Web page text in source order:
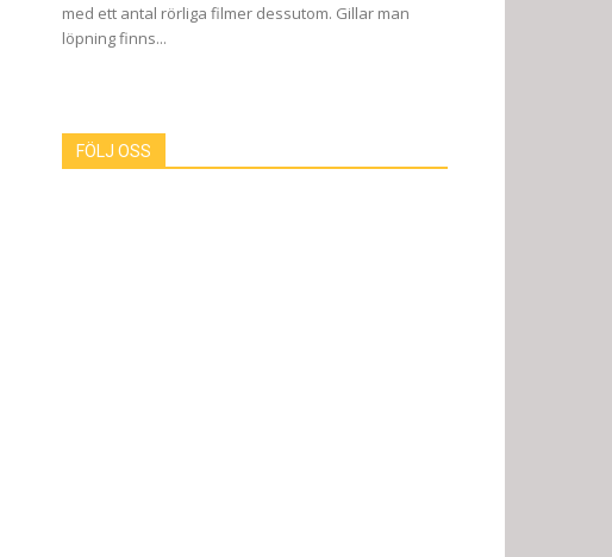
med ett antal rörliga filmer dessutom. Gillar man
löpning finns...
FÖLJ OSS